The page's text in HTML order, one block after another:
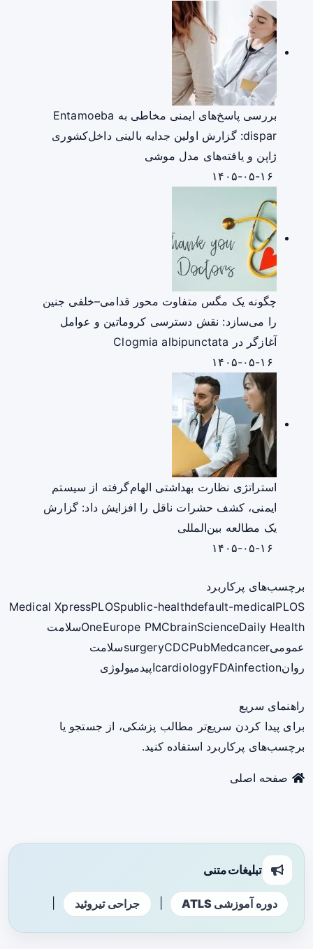
بررسی پاسخ‌های ایمنی مخاطی به Entamoeba
dispar: گزارش اولین جدایه بالینی داخل‌کشوری
ژاپن و یافته‌های مدل موشی
چگونه یک مگس متفاوت محور قدامی–خلفی جنین
را می‌سازد: نقش دسترسی کروماتین و عوامل
آغازگر در Clogmia albipunctata
استراتژی نظارت بهداشتی الهام‌گرفته از سیستم
ایمنی، کشف حشرات ناقل را افزایش داد: گزارش
یک مطالعه بین‌المللی
برچسب‌های پرکاربرد
Medical XpressPLOSpublic-healthdefault-medicalPLOS
OneEurope PMCbrainScienceDaily Health
سلامت
عمومی
surgeryCDCPubMedcancer
سلامت
روان
cardiologyFDAinfection اپیدمیولوژی
راهنمای سریع
برای پیدا کردن سریع‌تر مطالب پزشکی، از جستجو یا
برچسب‌های پرکاربرد استفاده کنید.
صفحه اصلی
تبلیغات متنی
دوره آموزشی ATLS جراحی تیروئید